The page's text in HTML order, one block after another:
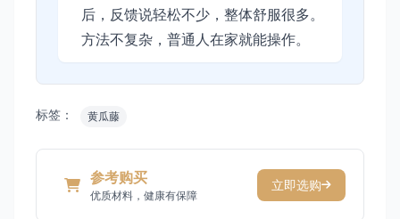
后，反馈说轻松不少，整体舒服很多。
方法不复杂，普通人在家就能操作。
标签： 黄瓜藤
参考购买
优质材料，健康有保障
立即选购